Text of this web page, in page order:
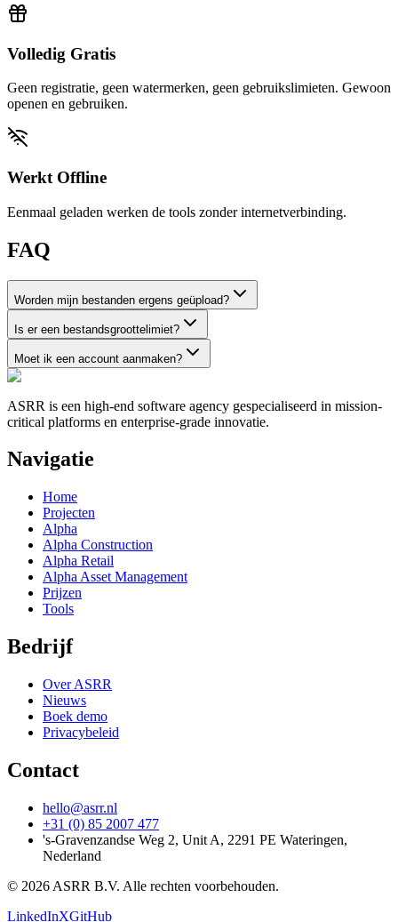
Volledig Gratis
Geen registratie, geen watermerken, geen gebruikslimieten. Gewoon
openen en gebruiken.
Werkt Offline
Eenmaal geladen werken de tools zonder internetverbinding.
FAQ
Worden mijn bestanden ergens geüpload?
Is er een bestandsgroottelimiet?
Moet ik een account aanmaken?
ASRR is een high-end software agency gespecialiseerd in mission-
critical platforms en enterprise-grade innovatie.
Navigatie
Home
Projecten
Alpha
Alpha Construction
Alpha Retail
Alpha Asset Management
Prijzen
Tools
Bedrijf
Over ASRR
Nieuws
Boek demo
Privacybeleid
Contact
hello@asrr.nl
+31 (0) 85 2007 477
's-Gravenzandse Weg 2, Unit A, 2291 PE Wateringen,
Nederland
© 2026 ASRR B.V. Alle rechten voorbehouden.
LinkedInXGitHub